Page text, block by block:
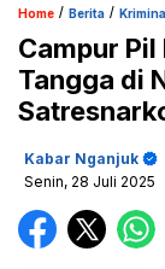
Home / Berita /
Campur Pil
Tangga di
Kabar Nganjuk
Senin, 28 Juli 2025